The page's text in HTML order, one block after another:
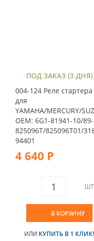
ПОД ЗАКАЗ (3 ДНЯ)
004-124 Реле стартера
для
YAMAHA/MERCURY/
OEM: 6G1-81941-10/89-
825096T/825096T01/
94401
4 640 Р
ШТ
В КОРЗИНУ
ИЛИ КУПИТЬ В 1 КЛИК!